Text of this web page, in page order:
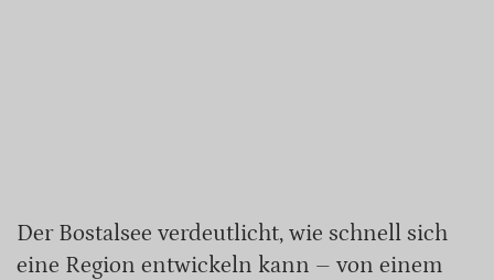
Der Bostalsee verdeutlicht, wie schnell sich
eine Region entwickeln kann – von einem